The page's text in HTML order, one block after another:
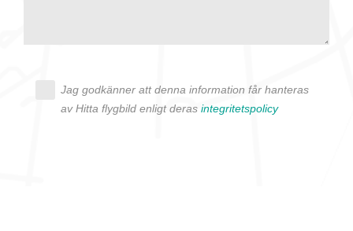
Jag godkänner att denna information får hanteras
av Hitta flygbild enligt deras integritetspolicy